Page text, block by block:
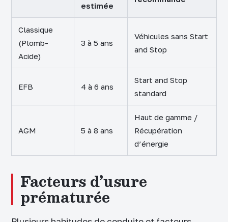
estimée
Classique
(Plomb-
Acide)
3 à 5 ans
Véhicules sans Start
and Stop
EFB 4 à 6 ans
Start and Stop
standard
AGM 5 à 8 ans
Haut de gamme /
Récupération
d’énergie
Facteurs d’usure
prématurée